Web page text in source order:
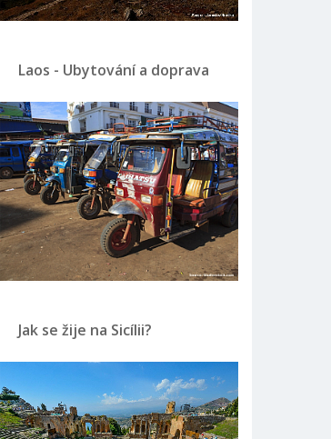
Laos - Ubytování a doprava
Jak se žije na Sicílii?